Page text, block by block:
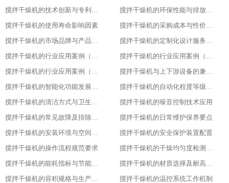
搅拌干燥机的技术创新与专利成果​
搅拌干燥机的环保性能与排放标准​
搅拌干燥机的使用寿命影响因素​
搅拌干燥机的采购成本与性价比评估​
搅拌干燥机的市场品牌与产品对比​
搅拌干燥机的定制化设计服务范围​
搅拌干燥机的行业应用案例（化工行业）​
搅拌干燥机的行业应用案例（食品行业）
搅拌干燥机的行业应用案例（塑料行业）​
搅拌干燥机与上下游设备的兼容适配​
搅拌干燥机的智能化功能发展趋势​
搅拌干燥机的自动化程度等级划分​
搅拌干燥机的清洁方式与卫生标准
搅拌干燥机的噪音控制技术应用​
搅拌干燥机的常见故障及排除方法​
搅拌干燥机的日常维护保养要点​
搅拌干燥机的安装环境与空间要求​
搅拌干燥机的安全保护装置配置​
搅拌干燥机的操作流程规范要求​
搅拌干燥机的干燥均匀度检测方法​
搅拌干燥机的能耗指标与节能设计​
搅拌干燥机的材质选择及耐高温性能​
搅拌干燥机的容积规格与生产需求匹配​
搅拌干燥机的温控系统工作机制